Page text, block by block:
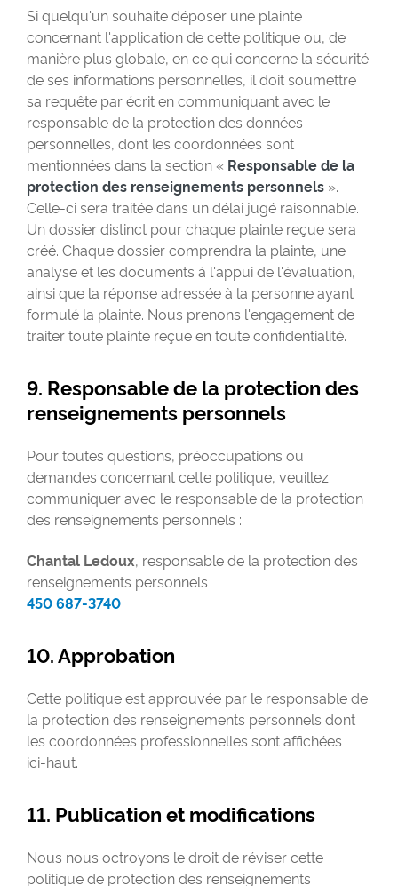
Si quelqu'un souhaite déposer une plainte
concernant l'application de cette politique ou, de
manière plus globale, en ce qui concerne la sécurité
de ses informations personnelles, il doit soumettre
sa requête par écrit en communiquant avec le
responsable de la protection des données
personnelles, dont les coordonnées sont
mentionnées dans la section « Responsable de la
protection des renseignements personnels ».
Celle-ci sera traitée dans un délai jugé raisonnable.
Un dossier distinct pour chaque plainte reçue sera
créé. Chaque dossier comprendra la plainte, une
analyse et les documents à l'appui de l'évaluation,
ainsi que la réponse adressée à la personne ayant
formulé la plainte. Nous prenons l'engagement de
traiter toute plainte reçue en toute confidentialité.
9. Responsable de la protection des
renseignements personnels
Pour toutes questions, préoccupations ou
demandes concernant cette politique, veuillez
communiquer avec le responsable de la protection
des renseignements personnels :
Chantal Ledoux, responsable de la protection des
renseignements personnels
450 687-3740
10. Approbation
Cette politique est approuvée par le responsable de
la protection des renseignements personnels dont
les coordonnées professionnelles sont affichées
ici-haut.
11. Publication et modifications
Nous nous octroyons le droit de réviser cette
politique de protection des renseignements